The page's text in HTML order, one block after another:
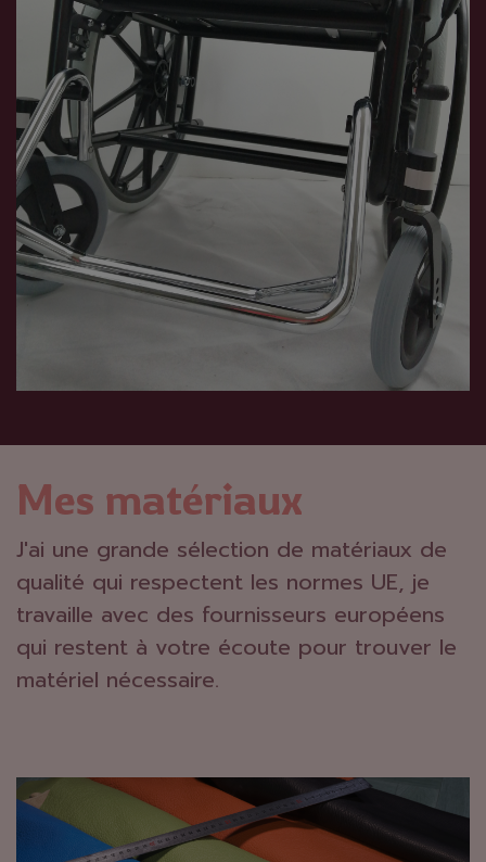
Mes matériaux
J'ai une grande sélection de matériaux de
qualité qui respectent les normes UE, je
travaille avec des fournisseurs européens
qui restent à votre écoute pour trouver le
matériel nécessaire.